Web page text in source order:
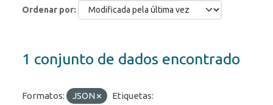
Ordenar por
1 conjunto de dados encontrado
Formatos: JSON
Etiquetas: